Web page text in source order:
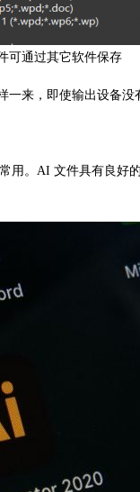
可通过其它软件保存
来，即使输出设备
。AI 文件具有良好